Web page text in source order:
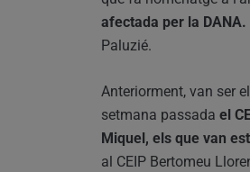
afectada per la DANA.
Paluzié.
Anteriorment, van ser
setmana passada el
Miquel, els que van
al CEIP Bertomeu